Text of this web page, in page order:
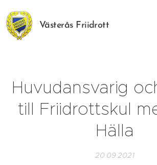
Västerås Friidrott
Huvudansvarig
till Friidrottskul
Hälla
20.09.2021